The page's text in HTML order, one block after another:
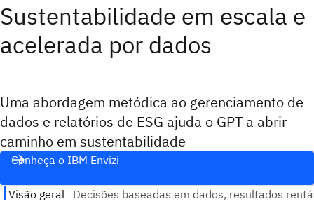
Sustentabilidade em escala e
acelerada por dados
Uma abordagem metódica ao gerenciamento de
dados e relatórios de ESG ajuda o GPT a abrir
caminho em sustentabilidade
Conheça o IBM Envizi